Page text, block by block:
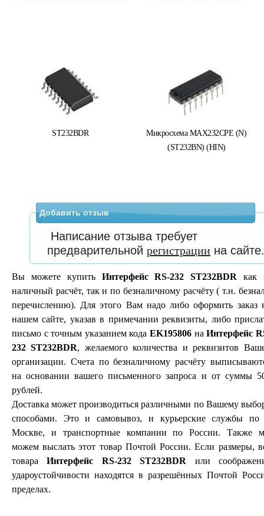
ST232BDR
Микросхема MAX232CPE (N)
(ST232BN) (HIN)
Добавить отзыв
Написание отзыва требует
предварительной регистрации на сайте.
Вы можете купить Интерфейс RS-232 ST232BDR как
наличный расчёт, так и по безналичному расчёту ( т.н.
перечислению). Для этого Вам надо либо оформить заказ
нашем сайте, указав в примечании реквизиты, либо
письмо с точным указанием кодаEK195806 наИнтерфейс
232 ST232BDR, желаемого количества и реквизитов
организации. Счета по безналичному расчёту
на основании вашего письменного запроса и от суммы
рублей.
Доставка может производиться различными по Вашему
способами. Это и самовывоз, и курьерские службы по
Москве, и транспортные компании по России. Также
можем выслать этот товар Почтой России. Если размеры,
товараИнтерфейс RS-232 ST232BDR или
удароустойчивости находятся в разрешённых Почтой
пределах.